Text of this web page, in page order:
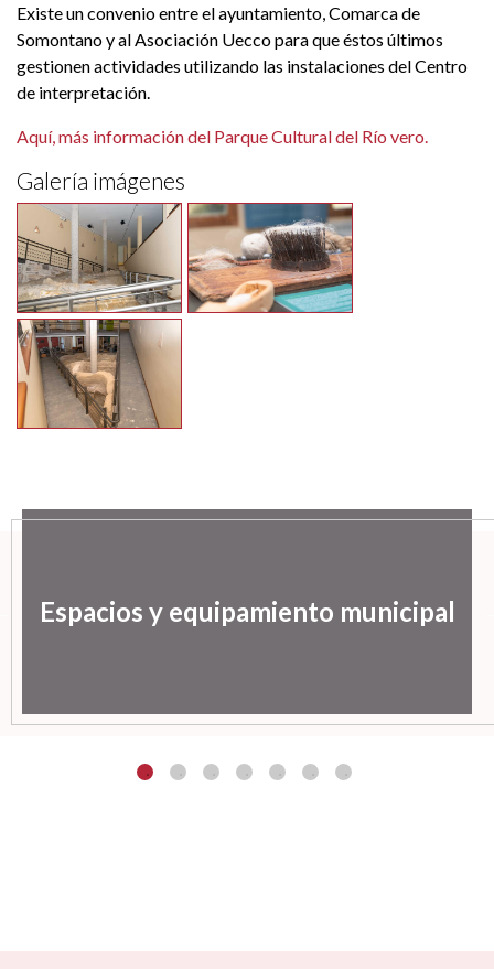
Existe un convenio entre el ayuntamiento, Comarca de
Somontano y al Asociación Uecco para que éstos últimos
gestionen actividades utilizando las instalaciones del Centro
de interpretación.
Aquí, más información del Parque Cultural del Río vero.
Galería imágenes
Espacios y equipamiento municipal